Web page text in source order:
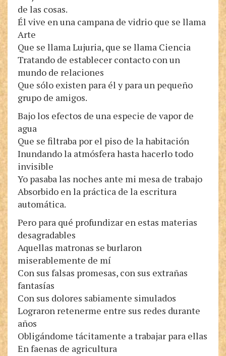
de las cosas.
Él vive en una campana de vidrio que se llama
Arte
Que se llama Lujuria, que se llama Ciencia
Tratando de establecer contacto con un
mundo de relaciones
Que sólo existen para él y para un pequeño
grupo de amigos.
Bajo los efectos de una especie de vapor de
agua
Que se filtraba por el piso de la habitación
Inundando la atmósfera hasta hacerlo todo
invisible
Yo pasaba las noches ante mi mesa de trabajo
Absorbido en la práctica de la escritura
automática.
Pero para qué profundizar en estas materias
desagradables
Aquellas matronas se burlaron
miserablemente de mí
Con sus falsas promesas, con sus extrañas
fantasías
Con sus dolores sabiamente simulados
Lograron retenerme entre sus redes durante
años
Obligándome tácitamente a trabajar para ellas
En faenas de agricultura